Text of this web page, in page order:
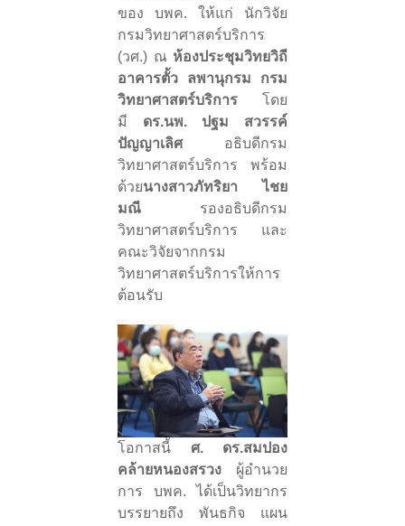
ของ บพค. ให้แก่ นักวิจัย
กรมวิทยาศาสตร์บริการ
(วศ.) ณ ห้องประชุมวิทยวิถี
อาคารตั้ว ลพานุกรม กรม
วิทยาศาสตร์บริการ โดย
มี ดร.นพ. ปฐม สวรรค์
ปัญญาเลิศอธิบดีกรม
วิทยาศาสตร์บริการ พร้อม
ด้วยนางสาวภัทริยา ไชย
มณี รองอธิบดีกรม
วิทยาศาสตร์บริการ และ
คณะวิจัยจากกรม
วิทยาศาสตร์บริการให้การ
ต้อนรับ
โอกาสนี้ ศ. ดร.สมปอง
คล้ายหนองสรวง ผู้อำนวย
การ บพค. ได้เป็นวิทยากร
บรรยายถึง พันธกิจ แผน